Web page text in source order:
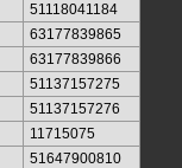
51118041184
63177839865
63177839866
51137157275
51137157276
11715075
51647900810